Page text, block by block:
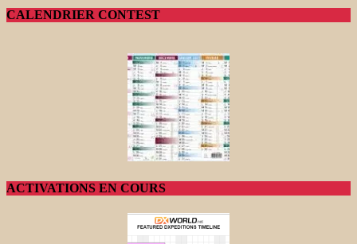
CALENDRIER CONTEST
ACTIVATIONS EN COURS